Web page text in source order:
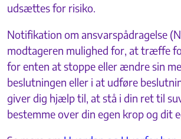
udsættes for risiko.
Notifikation om ansvarspådragelse
modtageren mulighed for, at træffe
for enten at stoppe eller ændre sin
beslutningen eller i at udføre
giver dig hjælp til, at stå i din ret til
bestemme over din egen krop og dit